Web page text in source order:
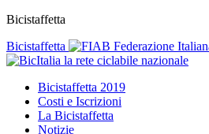
Bicistaffetta
Bicistaffetta
Federazione
la rete ciclabile nazionale
Bicistaffetta 2019
Costi e Iscrizioni
La Bicistaffetta
Notizie